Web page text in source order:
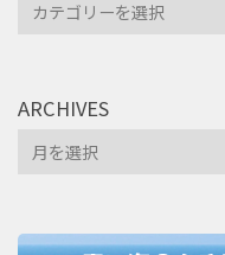
ARCHIVES
Archives